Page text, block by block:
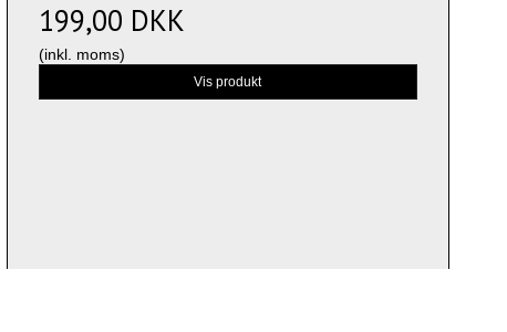
199,00 DKK
(inkl. moms)
Vis produkt